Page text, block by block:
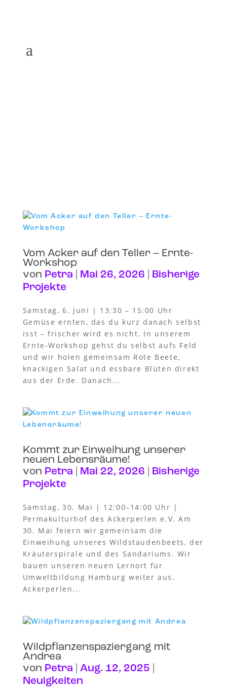
Vom Acker auf den Teller – Ernte-
Workshop
von Petra Mai 26, 2026
Bisherige
Projekte
Samstag, 6. Juni | 13:30 – 15:00 Uhr
Gemüse ernten, das du kurz danach selbst
isst – frischer wird es nicht. In unserem
Ernte-Workshop gehst du selbst aufs Feld
und wir holen gemeinsam Rote Beete,
knackigen Salat und essbare Blüten direkt
aus der Erde. Danach...
Kommt zur Einweihung unserer
neuen Lebensräume!
von Petra Mai 22, 2026
Bisherige
Projekte
Samstag, 30. Mai | 12:00–14:00 Uhr |
Permakulturhof des Ackerperlen e.V. Am
30. Mai feiern wir gemeinsam die
Einweihung unseres Wildstaudenbeets, der
Kräuterspirale und des Sandariums. Wir
bauen unseren neuen Lernort für
Umweltbildung Hamburg weiter aus.
Ackerperlen...
Wildpflanzenspaziergang mit
Andrea
von Petra Aug. 12, 2025
Neuigkeiten